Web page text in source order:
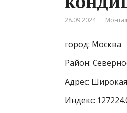
28.09.2024
город: Москва
Район:
Адрес:
Индекс: